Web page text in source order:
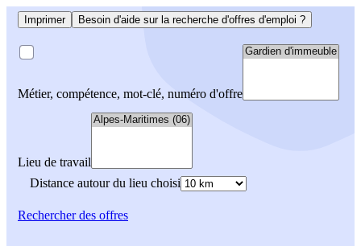
Imprimer Besoin d'aide sur la recherche d'offres d'emploi ?
Métier, compétence, mot-clé, numéro d'offre
Lieu de travail
Distance autour du lieu choisi
Rechercherdes offres